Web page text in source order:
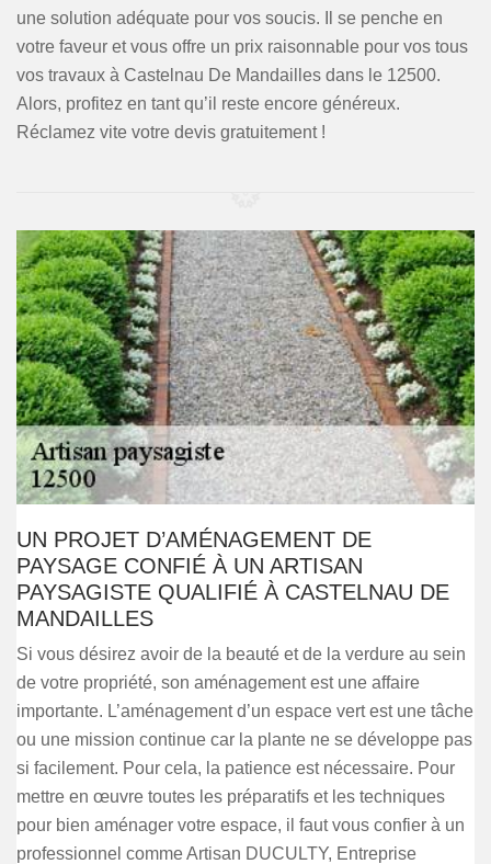
une solution adéquate pour vos soucis. Il se penche en
votre faveur et vous offre un prix raisonnable pour vos tous
vos travaux à Castelnau De Mandailles dans le 12500.
Alors, profitez en tant qu’il reste encore généreux.
Réclamez vite votre devis gratuitement !
UN PROJET D’AMÉNAGEMENT DE
PAYSAGE CONFIÉ À UN ARTISAN
PAYSAGISTE QUALIFIÉ À CASTELNAU DE
MANDAILLES
Si vous désirez avoir de la beauté et de la verdure au sein
de votre propriété, son aménagement est une affaire
importante. L’aménagement d’un espace vert est une tâche
ou une mission continue car la plante ne se développe pas
si facilement. Pour cela, la patience est nécessaire. Pour
mettre en œuvre toutes les préparatifs et les techniques
pour bien aménager votre espace, il faut vous confier à un
professionnel comme Artisan DUCULTY, Entreprise